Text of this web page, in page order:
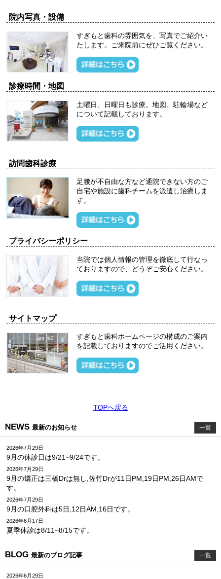
院内写真・設備
すぎもと歯科の雰囲気を、写真でご紹介い
たします。ご来院前にぜひご覧ください。
診療時間・地図
土曜日、日曜日も診療。地図、駐輪場など
について記載しております。
訪問歯科診療
足腰が不自由な方など通院できない方のご
自宅や施設に歯科チームを派遣し治療しま
す。
プライバシーポリシー
当院では個人情報の管理を徹底して行なっ
ておりますので、どうぞご安心ください。
サイトマップ
すぎもと歯科ホームページの構成のご案内
を記載しておりますのでご活用ください。
TOPへ戻る
NEWS 最新のお知らせ 一覧
2026年7月29日
9月の休診日は9/21~9/24です。
2026年7月29日
9月の矯正は三橋Drは無し,佐竹Drが11日PM,19日PM,26日AMで
す。
2026年7月29日
9月の口腔外科は5日,12日AM,16日です。
2026年6月17日
夏季休診は8/11~8/15です。
BLOG 最新のブログ記事 一覧
2026年6月29日